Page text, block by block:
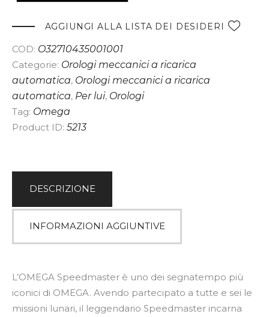
l
AGGIUNGI ALLA LISTA DEI DESIDERI
COD: O32710435001001
Categorie: Orologi meccanici a ricarica
automatica, Orologi meccanici a ricarica
automatica, Per lui, Orologi
Tag: Omega
Product ID: 5213
DESCRIZIONE
INFORMAZIONI AGGIUNTIVE
L’OMEGA Speedmaster è uno dei segnatempo più
iconici di OMEGA. Avendo partecipato a tutte e sei le
missioni lunari, il leggendario Speedmaster incarna